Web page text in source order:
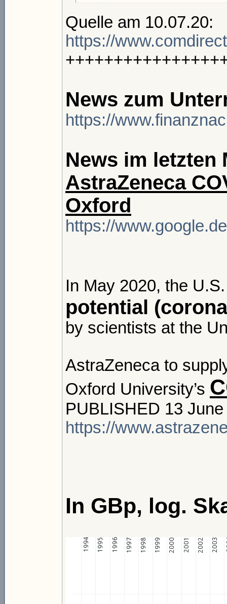
Quelle am 10.07.20:
https://
News zum
https://
News im letzten
AstraZeneca
Oxford
https://
In May 2020, the
potential
by scientists at the
AstraZeneca to
Oxford University’s
PUBLISHED 13
https://
In GBp, log.